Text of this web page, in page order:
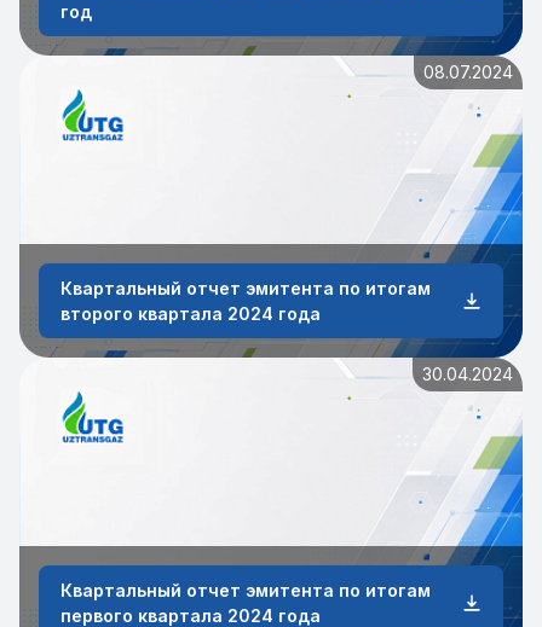
год
08.07.2024
Квартальный отчет эмитента по итогам
второго квартала 2024 года
30.04.2024
Квартальный отчет эмитента по итогам
первого квартала 2024 года